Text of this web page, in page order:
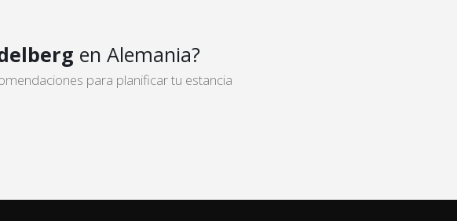
en Alemania?
para planificar tu estancia